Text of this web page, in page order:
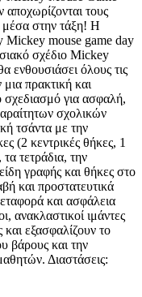
τους
μέσα στην τάξη! Η
Mickey mouse game day
σχέδιο Mickey
ενθουσιάσει όλους τις
πρακτική και
σχεδιασμό για ασφαλή,
σχολικών
τσάντα με την
(2 κεντρικές θήκες, 1
τετράδια, την
γραφής και θήκες στο
και προστατευτικά
και ασφάλεια
ανακλαστικοί ιμάντες
και εξασφαλίζουν το
βάρους και την
Διαστάσεις: